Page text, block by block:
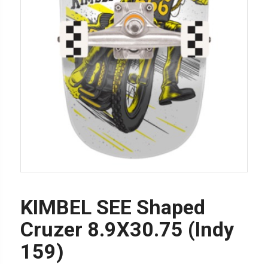
KIMBEL SEE Shaped
Cruzer 8.9X30.75 (Indy
159)